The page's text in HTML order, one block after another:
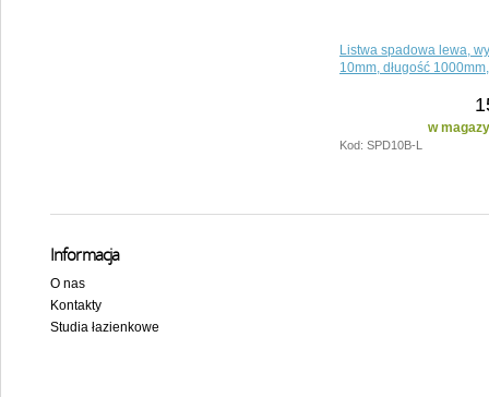
Listwa spadowa lewa,
10mm, długość
w
Kod: SPD10B-L
Informacja
O nas
Kontakty
Studia łazienkowe